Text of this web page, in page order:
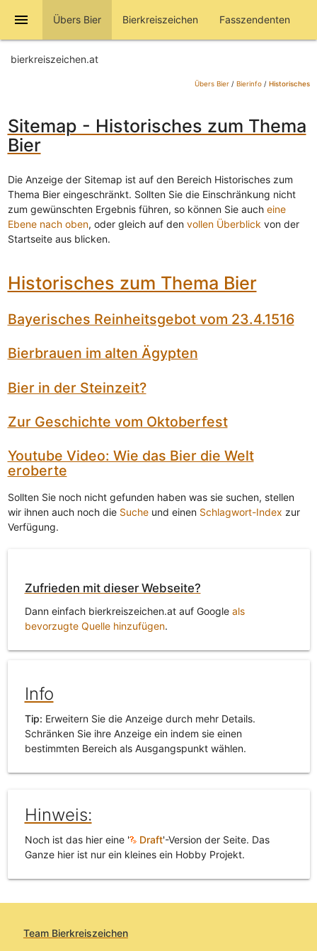
menu Übers Bier Bierkreiszeichen Fasszendenten
bierkreiszeichen.at
Übers Bier/ Bierinfo/ Historisches
Sitemap - Historisches zum Thema
Bier
Die Anzeige der Sitemap ist auf den Bereich Historisches zum
Thema Bier eingeschränkt. Sollten Sie die Einschränkung nicht
zum gewünschten Ergebnis führen, so können Sie auch eine
Ebene nach oben, oder gleich auf den vollen Überblick von der
Startseite aus blicken.
Historisches zum Thema Bier
Bayerisches Reinheitsgebot vom 23.4.1516
Bierbrauen im alten Ägypten
Bier in der Steinzeit?
Zur Geschichte vom Oktoberfest
Youtube Video: Wie das Bier die Welt
eroberte
Sollten Sie noch nicht gefunden haben was sie suchen, stellen
wir ihnen auch noch die Sucheund einen Schlagwort-Index zur
Verfügung.
Zufrieden mit dieser Webseite?
Dann einfach bierkreiszeichen.at auf Google als
bevorzugte Quelle hinzufügen.
Info
Tip: Erweitern Sie die Anzeige durch mehr Details.
Schränken Sie ihre Anzeige ein indem sie einen
bestimmten Bereich als Ausgangspunkt wählen.
Hinweis:
Noch ist das hier eine ' Draft'-Version der Seite. Das
Ganze hier ist nur ein kleines ein Hobby Projekt.
Team Bierkreiszeichen